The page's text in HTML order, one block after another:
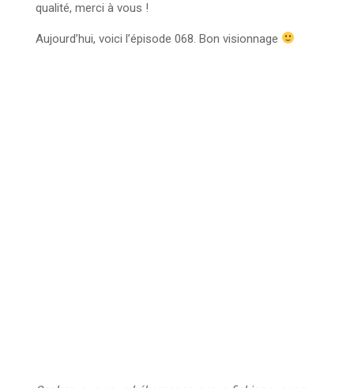
qualité, merci à vous !
Aujourd’hui, voici l’épisode 068. Bon visionnage